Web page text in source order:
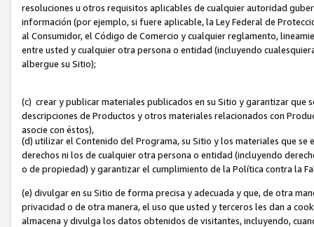
resoluciones u otros requisitos aplicables de cualquier autoridad
información (por ejemplo, si fuere aplicable, la Ley Federal de
al Consumidor, el Código de Comercio y cualquier reglamento,
entre usted y cualquier otra persona o entidad (incluyendo
albergue su Sitio);
(c) crear y publicar materiales publicados en su Sitio y garantizar que
descripciones de Productos y otros materiales relacionados con
asocie con éstos),
(d) utilizar el Contenido del Programa, su Sitio y los materiales que se
derechos ni los de cualquier otra persona o entidad (incluyendo
o de propiedad) y garantizar el cumplimiento de la Política contra la
(e) divulgar en su Sitio de forma precisa y adecuada y que, de otra
privacidad o de otra manera, el uso que usted y terceros les dan a
almacena y divulga los datos obtenidos de visitantes, incluyendo,